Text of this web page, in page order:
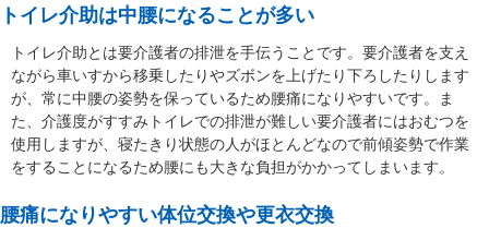
トイレ介助は中腰になることが多い
トイレ介助とは要介護者の排泄を手伝うことです。要介護者を支え
ながら車いすから移乗したりやズボンを上げたり下ろしたりします
が、常に中腰の姿勢を保っているため腰痛になりやすいです。ま
た、介護度がすすみトイレでの排泄が難しい要介護者にはおむつを
使用しますが、寝たきり状態の人がほとんどなので前傾姿勢で作業
をすることになるため腰にも大きな負担がかかってしまいます。
腰痛になりやすい体位交換や更衣交換